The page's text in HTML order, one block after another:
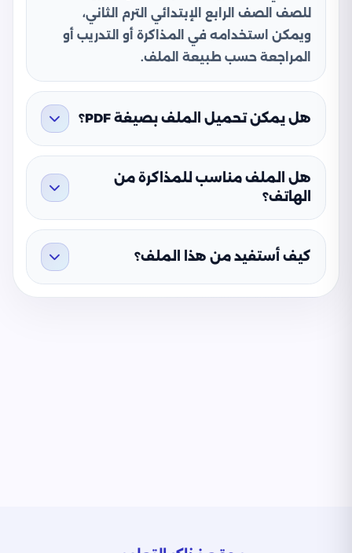
للصف الصف الرابع الإبتدائي الترم الثاني،
ويمكن استخدامه في المذاكرة أو التدريب أو
المراجعة حسب طبيعة الملف.
هل يمكن تحميل الملف بصيغة PDF؟
هل الملف مناسب للمذاكرة من
الهاتف؟
كيف أستفيد من هذا الملف؟